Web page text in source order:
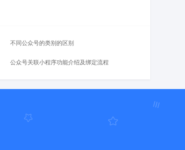
不同公众号的类别的区别
公众号关联小程序功能介绍及绑定流程